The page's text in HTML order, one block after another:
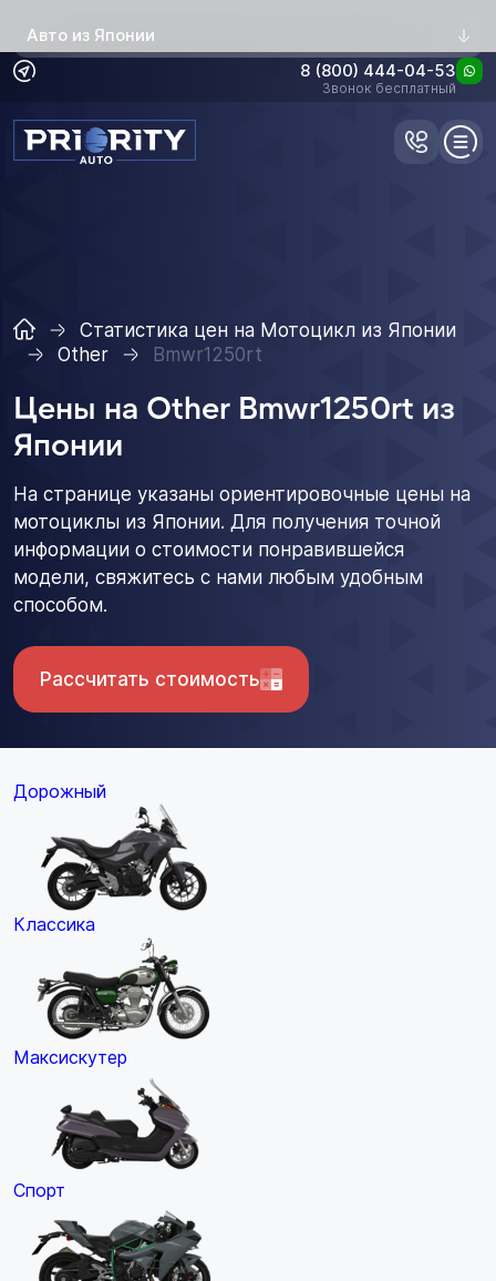
Авто из Японии
8 (800) 444-04-53
Звонок бесплатный
Статистика цен на Мотоцикл из Японии
Other
Bmwr1250rt
Цены на Other Bmwr1250rt из
Японии
На странице указаны ориентировочные цены на
мотоциклы из Японии. Для получения точной
информации о стоимости понравившейся
модели, свяжитесь с нами любым удобным
способом.
Рассчитать стоимость
Дорожный
Классика
Максискутер
Спорт